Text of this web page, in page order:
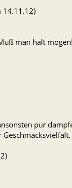
14.11.12)
man halt
pur